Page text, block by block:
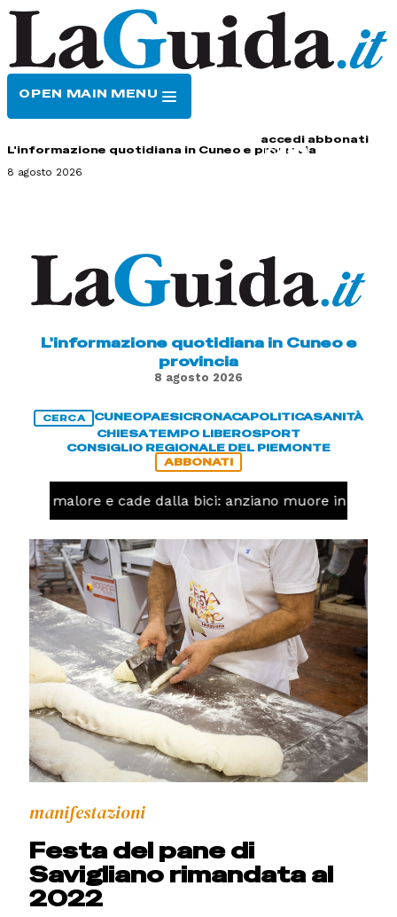
OPEN MAIN MENU
accedi abbonati
L'informazione quotidiana in Cuneo e provincia
8 agosto 2026
L'informazione quotidiana in Cuneo e
provincia
8 agosto 2026
CERCA CUNEOPAESICRONACAPOLITICASANITÀ
CHIESATEMPO LIBEROSPORT
CONSIGLIO REGIONALE DEL PIEMONTE
ABBONATI
un malore e cade dalla bici: anziano muore in corso
manifestazioni
Festa del pane di
Savigliano rimandata al
2022